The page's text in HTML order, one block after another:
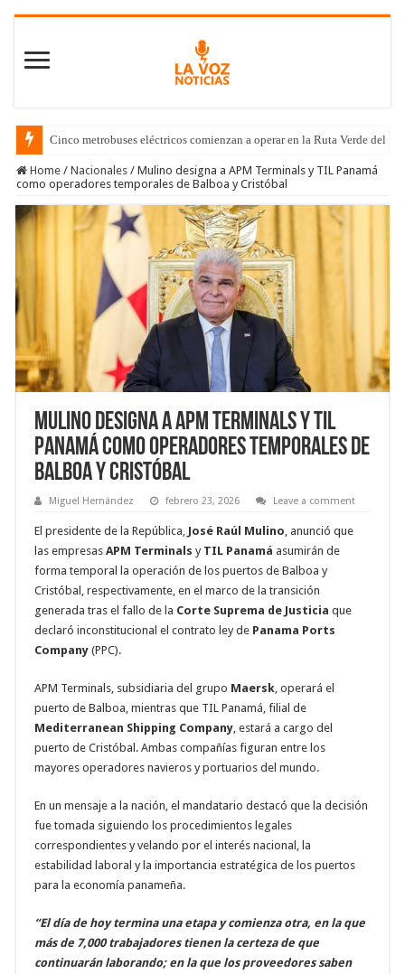
Cinco metrobuses eléctricos comienzan a operar en la Ruta Verde del
Home / Nacionales / Mulino designa a APM Terminals y TIL Panamá
como operadores temporales de Balboa y Cristóbal
Mulino designa a APM Terminals y TIL
Panamá como operadores temporales de
Balboa y Cristóbal
Miguel Hernández febrero 23, 2026 Leave a comment
El presidente de la República, José Raúl Mulino , anunció que
las empresasAPM Terminals y TIL Panamá asumirán de
forma temporal la operación de los puertos de Balboa y
Cristóbal, respectivamente, en el marco de la transición
generada tras el fallo de la Corte Suprema de Justicia que
declaró inconstitucional el contrato ley de Panama Ports
Company (PPC).
APM Terminals, subsidiaria del grupo Maersk , operará el
puerto de Balboa, mientras que TIL Panamá, filial de
Mediterranean Shipping Company , estará a cargo del
puerto de Cristóbal. Ambas compañías figuran entre los
mayores operadores navieros y portuarios del mundo.
En un mensaje a la nación, el mandatario destacó que la decisión
fue tomada siguiendo los procedimientos legales
correspondientes y velando por el interés nacional, la
estabilidad laboral y la importancia estratégica de los puertos
para la economía panameña.
“El día de hoy termina una etapa y comienza otra, en la que
más de 7,000 trabajadores tienen la certeza de que
continuarán laborando; en la que los proveedores saben